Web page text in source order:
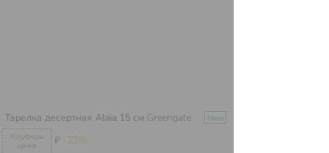
₽ -27%
New
Тарелка десертная Alaia 15 см Greengate